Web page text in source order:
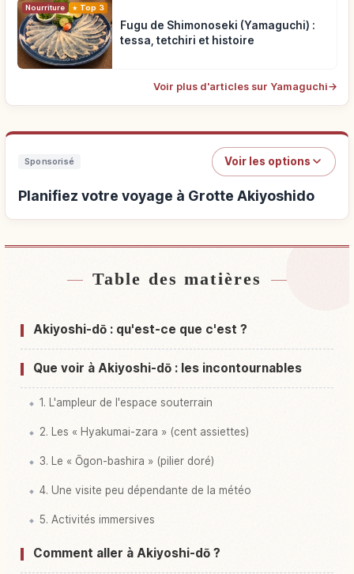
Nourriture Top 3
Fugu de Shimonoseki (Yamaguchi) :
tessa, tetchiri et histoire
Voir plus d'articles sur Yamaguchi→
Sponsorisé Voir les options
Planifiez votre voyage à Grotte Akiyoshido
Hébergements près de Grotte Akiyoshido
Activités à Grotte Akiyoshido
Table des matières
Akiyoshi-dō : qu'est-ce que c'est ?
Que voir à Akiyoshi-dō : les incontournables
1. L'ampleur de l'espace souterrain
2. Les « Hyakumai-zara » (cent assiettes)
3. Le « Ōgon-bashira » (pilier doré)
4. Une visite peu dépendante de la météo
5. Activités immersives
Comment aller à Akiyoshi-dō ?